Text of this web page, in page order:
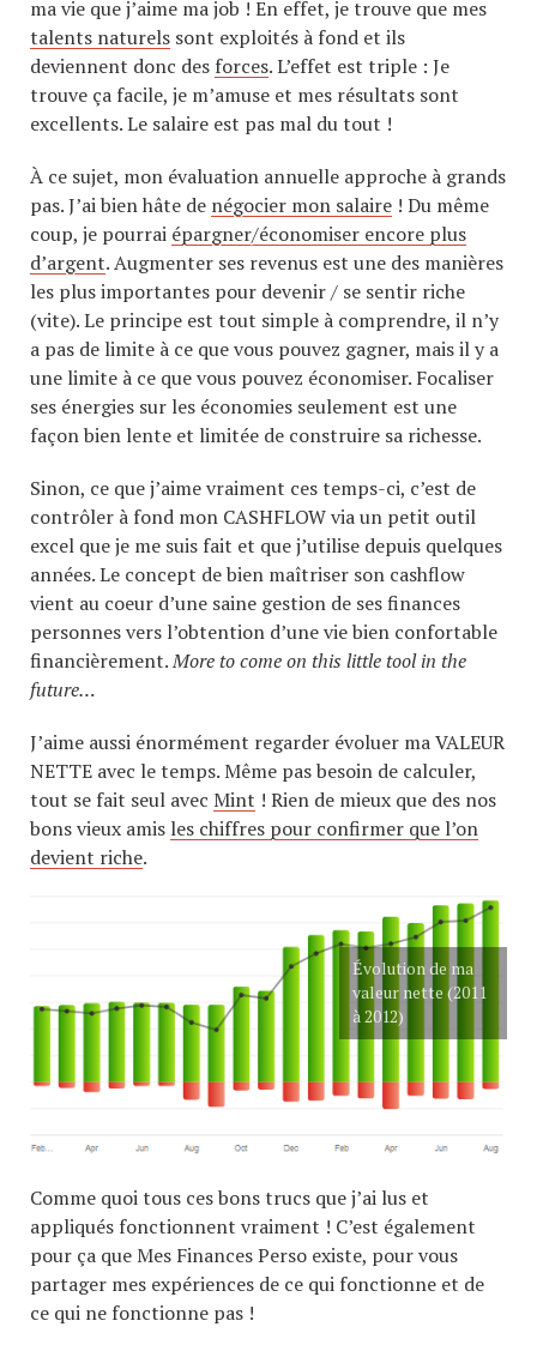
ma vie que j’aime ma job ! En effet, je trouve que mes
talents naturels sont exploités à fond et ils
deviennent donc des forces. L’effet est triple : Je
trouve ça facile, je m’amuse et mes résultats sont
excellents. Le salaire est pas mal du tout !
À ce sujet, mon évaluation annuelle approche à grands
pas. J’ai bien hâte de négocier mon salaire ! Du même
coup, je pourrai épargner/économiser encore plus
d’argent. Augmenter ses revenus est une des manières
les plus importantes pour devenir / se sentir riche
(vite). Le principe est tout simple à comprendre, il n’y
a pas de limite à ce que vous pouvez gagner, mais il y a
une limite à ce que vous pouvez économiser. Focaliser
ses énergies sur les économies seulement est une
façon bien lente et limitée de construire sa richesse.
Sinon, ce que j’aime vraiment ces temps-ci, c’est de
contrôler à fond mon CASHFLOW via un petit outil
excel que je me suis fait et que j’utilise depuis quelques
années. Le concept de bien maîtriser son cashflow
vient au coeur d’une saine gestion de ses finances
personnes vers l’obtention d’une vie bien confortable
financièrement.More to come on this little tool in the
future…
J’aime aussi énormément regarder évoluer ma VALEUR
NETTE avec le temps. Même pas besoin de calculer,
tout se fait seul avec Mint ! Rien de mieux que des nos
bons vieux amis les chiffres pour confirmer que l’on
devient riche.
Évolution de ma
valeur nette (2011
à 2012)
Comme quoi tous ces bons trucs que j’ai lus et
appliqués fonctionnent vraiment ! C’est également
pour ça que Mes Finances Perso existe, pour vous
partager mes expériences de ce qui fonctionne et de
ce qui ne fonctionne pas !